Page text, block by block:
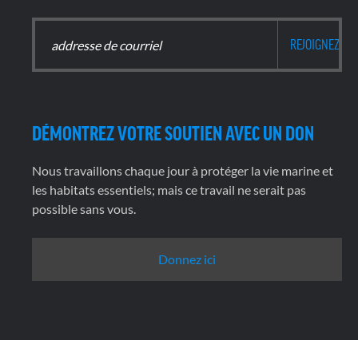
DÉMONTREZ VOTRE SOUTIEN AVEC UN DON
Nous travaillons chaque jour à protéger la vie marine et
les habitats essentiels; mais ce travail ne serait pas
possible sans vous.
Donnez ici